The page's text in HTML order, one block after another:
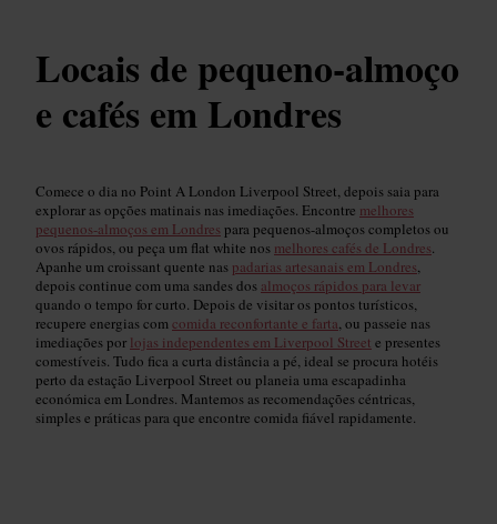
Locais de pequeno-almoço
e cafés em Londres
Comece o dia no Point A London Liverpool Street, depois saia para
explorar as opções matinais nas imediações. Encontre melhores
pequenos-almoços em Londres para pequenos-almoços completos ou
ovos rápidos, ou peça um flat white nos melhores cafés de Londres.
Apanhe um croissant quente nas padarias artesanais em Londres,
depois continue com uma sandes dos almoços rápidos para levar
quando o tempo for curto. Depois de visitar os pontos turísticos,
recupere energias comcomida reconfortante e farta, ou passeie nas
imediações por lojas independentes em Liverpool Street e presentes
comestíveis. Tudo fica a curta distância a pé, ideal se procura hotéis
perto da estação Liverpool Street ou planeia uma escapadinha
económica em Londres. Mantemos as recomendações céntricas,
simples e práticas para que encontre comida fiável rapidamente.